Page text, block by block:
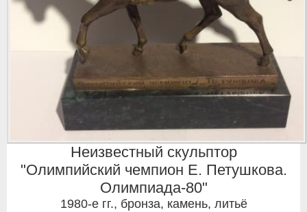
Неизвестный скульптор
"Олимпийский чемпион Е. Петушкова.
Олимпиада-80"
1980-е гг., бронза, камень, литьё